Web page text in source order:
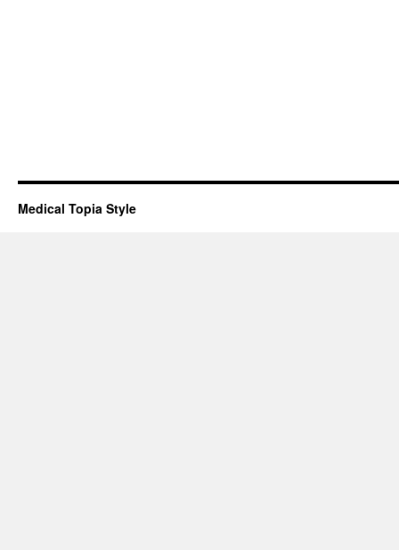
Medical Topia Style